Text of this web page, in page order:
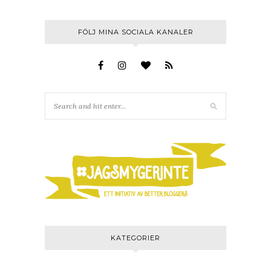
FÖLJ MINA SOCIALA KANALER
KATEGORIER